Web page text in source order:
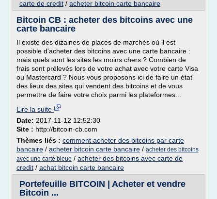
carte de credit / acheter bitcoin carte bancaire
Bitcoin CB : acheter des bitcoins avec une
carte bancaire
Il existe des dizaines de places de marchés où il est
possible d'acheter des bitcoins avec une carte bancaire :
mais quels sont les sites les moins chers ? Combien de
frais sont prélevés lors de votre achat avec votre carte Visa
ou Mastercard ? Nous vous proposons ici de faire un état
des lieux des sites qui vendent des bitcoins et de vous
permettre de faire votre choix parmi les plateformes...
Lire la suite
Date: 2017-11-12 12:52:30
Site : http://bitcoin-cb.com
Thèmes liés : comment acheter des bitcoins par carte
bancaire / acheter bitcoin carte bancaire / acheter des bitcoins
avec une carte bleue / acheter des bitcoins avec carte de
credit / achat bitcoin carte bancaire
Portefeuille BITCOIN | Acheter et vendre
Bitcoin ...